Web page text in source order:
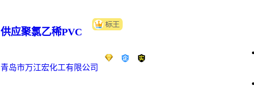
供应聚氯乙稀PVC
青岛市万江宏化工有限公司